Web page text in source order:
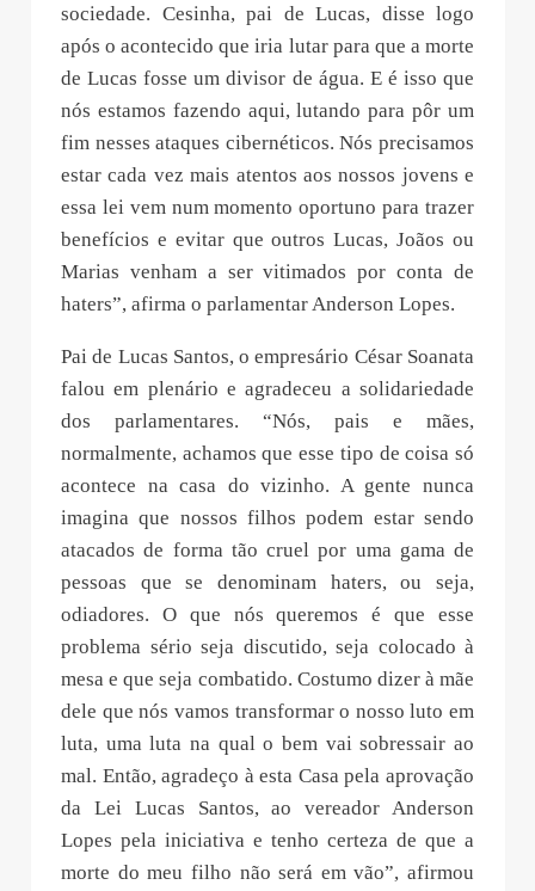
sociedade. Cesinha, pai de Lucas, disse logo
após o acontecido que iria lutar para que a morte
de Lucas fosse um divisor de água. E é isso que
nós estamos fazendo aqui, lutando para pôr um
fim nesses ataques cibernéticos. Nós precisamos
estar cada vez mais atentos aos nossos jovens e
essa lei vem num momento oportuno para trazer
benefícios e evitar que outros Lucas, Joãos ou
Marias venham a ser vitimados por conta de
haters”, afirma o parlamentar Anderson Lopes.
Pai de Lucas Santos, o empresário César Soanata
falou em plenário e agradeceu a solidariedade
dos parlamentares. “Nós, pais e mães,
normalmente, achamos que esse tipo de coisa só
acontece na casa do vizinho. A gente nunca
imagina que nossos filhos podem estar sendo
atacados de forma tão cruel por uma gama de
pessoas que se denominam haters, ou seja,
odiadores. O que nós queremos é que esse
problema sério seja discutido, seja colocado à
mesa e que seja combatido. Costumo dizer à mãe
dele que nós vamos transformar o nosso luto em
luta, uma luta na qual o bem vai sobressair ao
mal. Então, agradeço à esta Casa pela aprovação
da Lei Lucas Santos, ao vereador Anderson
Lopes pela iniciativa e tenho certeza de que a
morte do meu filho não será em vão”, afirmou